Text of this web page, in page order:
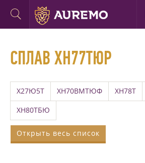
СПЛАВ ХН77ТЮР
Х27Ю5Т ХН70ВМТЮФ ХН78Т
ХН80ТБЮ
Открыть весь список